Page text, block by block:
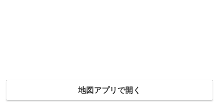
地図アプリで開く